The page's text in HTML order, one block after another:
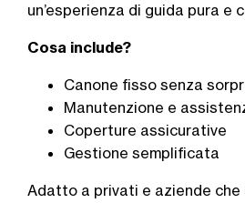
un’esperienza di guida pura e
Cosa include?
Canone fisso senza
Manutenzione e
Coperture assicurative
Gestione semplificata
Adatto a privati e aziende che